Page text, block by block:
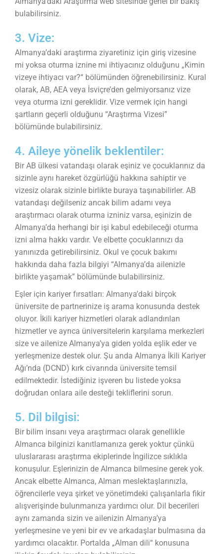
bulabilirsiniz.
3. Vize:
Almanya’daki araştırma ziyaretiniz için giriş vizesine
mi yoksa oturma iznine mi ihtiyacınız olduğunu „Kimin
vizeye ihtiyacı var?“ bölümünden öğrenebilirsiniz. Kural
olarak, AB, AEA veya İsviçre’den gelmiyorsanız vize
veya oturma izni gereklidir. Vize vermek için hangi
şartların geçerli olduğunu “Araştırma Vizesi”
bölümünde bulabilirsiniz.
4. Aileye yönelik beklentiler:
Bir AB ülkesi vatandaşı olarak eşiniz ve çocuklarınız da
sizinle aynı hareket özgürlüğü hakkına sahiptir ve
vizesiz olarak sizinle birlikte buraya taşınabilirler. AB
vatandaşı değilseniz ancak bilim adamı veya
araştırmacı olarak oturma izniniz varsa, eşinizin de
Almanya’da herhangi bir işi kabul edebileceği oturma
izni alma hakkı vardır. Ve elbette çocuklarınızı da
yanınızda getirebilirsiniz. Okul ve çocuk bakımı
hakkında daha fazla bilgiyi “Almanya’da ailenizle
birlikte yaşamak” bölümünde bulabilirsiniz.
Eşler için kariyer fırsatları: Almanya’daki birçok
üniversite de partnerinize iş arama konusunda destek
oluyor. İkili kariyer hizmetleri olarak adlandırılan
hizmetler ve ayrıca üniversitelerin karşılama merkezleri
size ve ailenize Almanya’ya giden yolda eşlik eder ve
yerleşmenize destek olur. Şu anda Almanya İkili Kariyer
Ağı’nda (DCND) kırk civarında üniversite temsil
edilmektedir. İstediğiniz işveren bu listede yoksa
doğrudan onlara aile desteği tekliflerini sorun.
5. Dil bilgisi:
Bir bilim insanı veya araştırmacı olarak genellikle
Almanca bilginizi kanıtlamanıza gerek yoktur çünkü
uluslararası araştırma ekiplerinde İngilizce sıklıkla
konuşulur. Eşlerinizin de Almanca bilmesine gerek yok.
Ancak elbette Almanca, Alman meslektaşlarınızla,
öğrencilerle veya şirket ve yönetimdeki çalışanlarla fikir
alışverişinde bulunmanıza yardımcı olur. Dil becerileri
aynı zamanda sizin ve ailenizin Almanya’ya
yerleşmesine ve yeni bir ev ve arkadaşlar bulmasına da
yardımcı olacaktır. Portalda „Alman dili“ konusuna